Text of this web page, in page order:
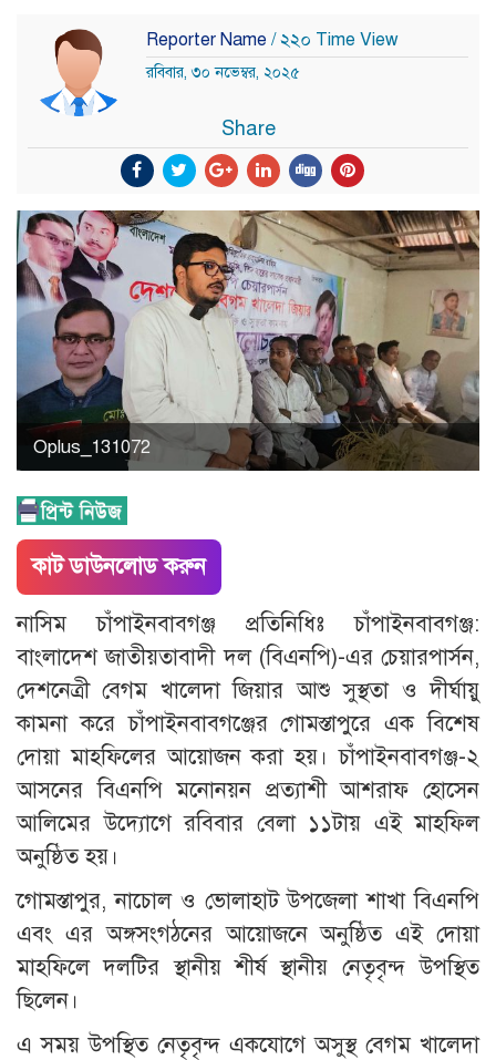
Reporter Name / ২২০ Time View
রবিবার, ৩০ নভেম্বর, ২০২৫
Share
Oplus_131072
কাট ডাউনলোড করুন
নাসিম চাঁপাইনবাবগঞ্জ প্রতিনিধিঃ ​চাঁপাইনবাবগঞ্জ:
বাংলাদেশ জাতীয়তাবাদী দল (বিএনপি)-এর চেয়ারপার্সন,
দেশনেত্রী বেগম খালেদা জিয়ার আশু সুস্থতা ও দীর্ঘায়ু
কামনা করে চাঁপাইনবাবগঞ্জের গোমস্তাপুরে এক বিশেষ
দোয়া মাহফিলের আয়োজন করা হয়। চাঁপাইনবাবগঞ্জ-২
আসনের বিএনপি মনোনয়ন প্রত্যাশী আশরাফ হোসেন
আলিমের উদ্যোগে রবিবার বেলা ১১টায় এই মাহফিল
অনুষ্ঠিত হয়।
​গোমস্তাপুর, নাচোল ও ভোলাহাট উপজেলা শাখা বিএনপি
এবং এর অঙ্গসংগঠনের আয়োজনে অনুষ্ঠিত এই দোয়া
মাহফিলে দলটির স্থানীয় শীর্ষ স্থানীয় নেতৃবৃন্দ উপস্থিত
ছিলেন।
​এ সময় উপস্থিত নেতৃবৃন্দ একযোগে অসুস্থ বেগম খালেদা